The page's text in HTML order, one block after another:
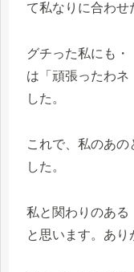
て私なりに合わせ
グチった私にも
は「頑張ったわネ
した。
これで、私のあの
した。
私と関わりのある
と思います。あり